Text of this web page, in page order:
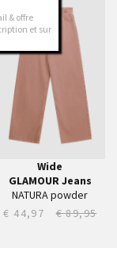
25
27
28
29
30
31
32
34
Wide
GLAMOUR Jeans
NATURA powder
€ 44,97
€ 89,95
& offre
et sur